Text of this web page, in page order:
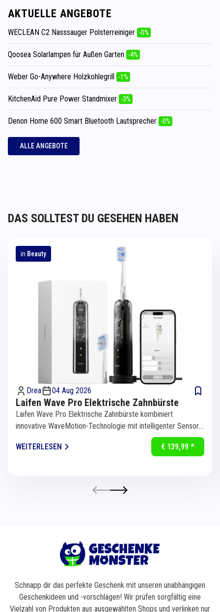
AKTUELLE ANGEBOTE
WECLEAN C2 Nasssauger Polsterreiniger -0%
Qoosea Solarlampen für Außen Garten -4%
Weber Go-Anywhere Holzkohlegrill -1%
KitchenAid Pure Power Standmixer -3%
Denon Home 600 Smart Bluetooth Lautsprecher -0%
ALLE ANGEBOTE
DAS SOLLTEST DU GESEHEN HABEN
in Beauty
Drea 04 Aug 2026
Laifen Wave Pro Elektrische Zahnbürste
Laifen Wave Pro Elektrische Zahnbürste kombiniert
innovative WaveMotion-Technologie mit intelligenter Sensorik
WEITERLESEN
€ 139,99 *
Schnapp dir das perfekte Geschenk mit unseren unabhängigen
Geschenkideen und -vorschlägen! Wir prüfen sorgfältig eine
Vielzahl von Produkten aus ausgewählten Shops und verlinken nur